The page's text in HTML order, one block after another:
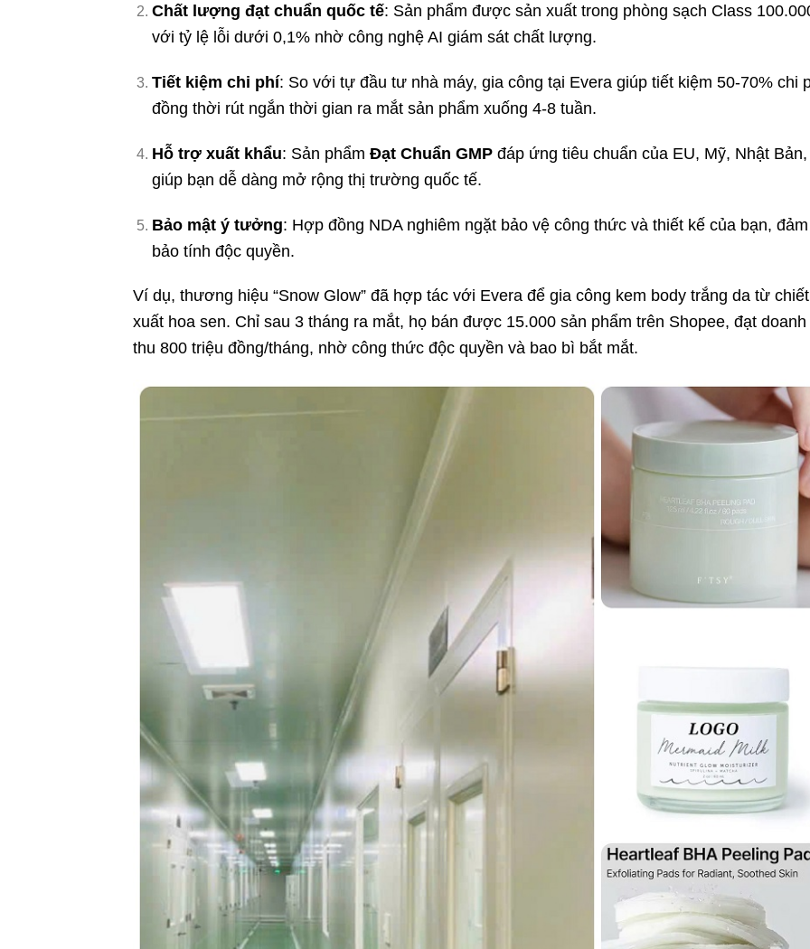
Chất lượng đạt chuẩn quốc tế: Sản phẩm được sản xuất trong phòng sạch Class
với tỷ lệ lỗi dưới 0,1% nhờ công nghệ AI giám sát chất lượng.
Tiết kiệm chi phí: So với tự đầu tư nhà máy, gia công tại Evera giúp tiết kiệm 50-70% chi
đồng thời rút ngắn thời gian ra mắt sản phẩm xuống 4-8 tuần.
Hỗ trợ xuất khẩu: Sản phẩm Đạt Chuẩn GMPđáp ứng tiêu chuẩn của EU, Mỹ, Nhật Bản,
giúp bạn dễ dàng mở rộng thị trường quốc tế.
Bảo mật ý tưởng: Hợp đồng NDA nghiêm ngặt bảo vệ công thức và thiết kế của bạn, đảm
bảo tính độc quyền.
Ví dụ, thương hiệu “Snow Glow” đã hợp tác với Evera để gia công kem body trắng da từ chiết
xuất hoa sen. Chỉ sau 3 tháng ra mắt, họ bán được 15.000 sản phẩm trên Shopee, đạt doanh
thu 800 triệu đồng/tháng, nhờ công thức độc quyền và bao bì bắt mắt.